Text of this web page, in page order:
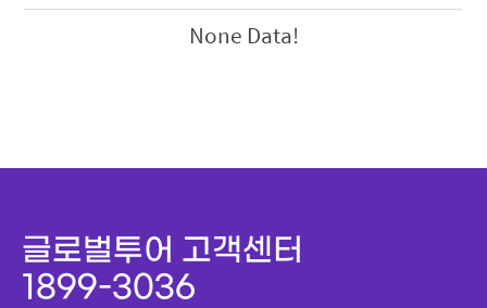
None Data!
글로벌투어 고객센터
1899-3036